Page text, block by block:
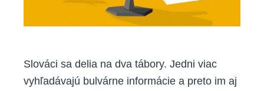
Slováci sa delia na dva tábory. Jedni viac
vyhľadávajú bulvárne informácie a preto im aj